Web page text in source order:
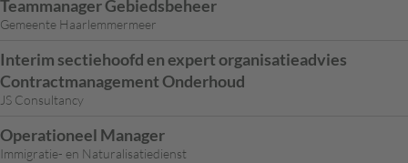
Teammanager Gebiedsbeheer
Gemeente Haarlemmermeer
Interim sectiehoofd en expert organisatieadvies
Contractmanagement Onderhoud
JS Consultancy
Operationeel Manager
Immigratie- en Naturalisatiedienst